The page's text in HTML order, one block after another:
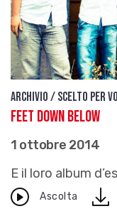
Archivio / Scelto per
Feet Down Below
1 ottobre 2014
E il loro album
Ascolta